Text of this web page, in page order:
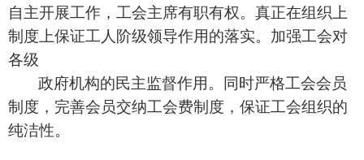
自主开展工作，工会主席有职有权。真正在组织上
制度上保证工人阶级领导作用的落实。加强工会对
各级
政府机构的民主监督作用。同时严格工会会员
制度，完善会员交纳工会费制度，保证工会组织的
纯洁性。